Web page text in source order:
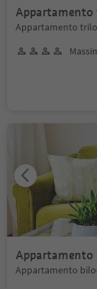
Appartamento
Appartamento
Appartamento
Appartamento